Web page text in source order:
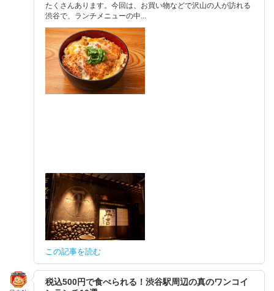
たくさんあります。今回は、お買い物などで沢山の人が訪れる
渋谷で、ランチメニューの中...
この記事を読む
税込500円で食べられる！渋谷駅周辺の真のワンコイ